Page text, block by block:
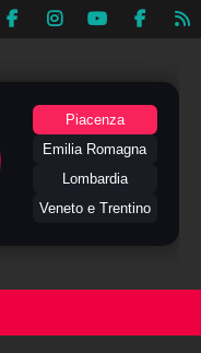
Piacenza
Emilia Romagna
Lombardia
Veneto e Trentino